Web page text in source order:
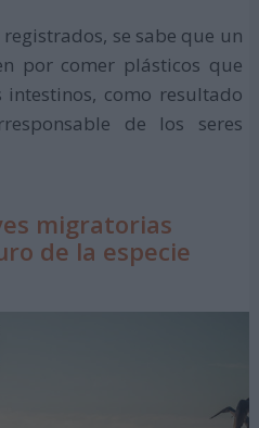
se sabe que un
por comer plásticos que
intestinos, como resultado
de los seres
migratorias
de la especie